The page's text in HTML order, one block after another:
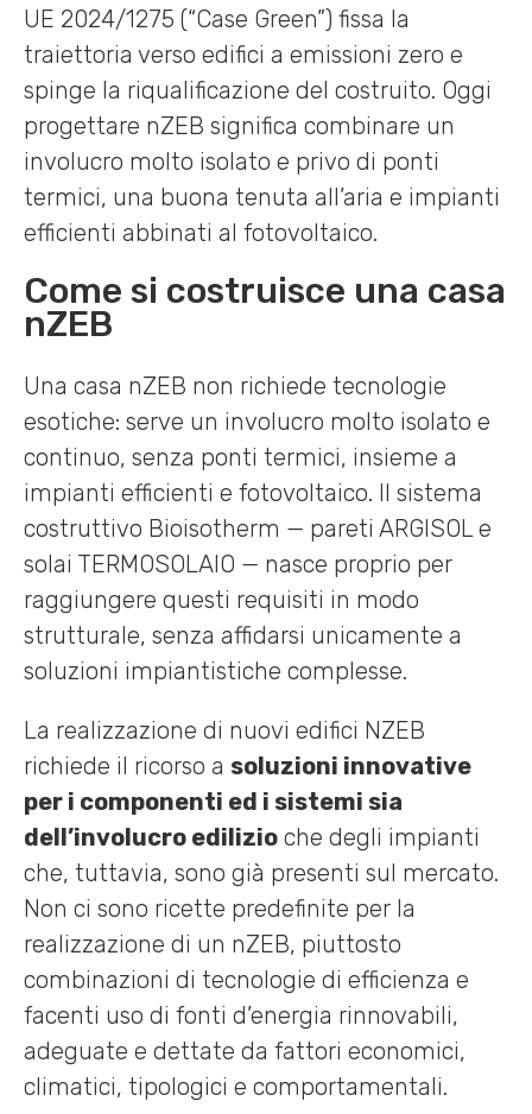
UE 2024/1275 (“Case Green”) fissa la
traiettoria verso edifici a emissioni zero e
spinge la riqualificazione del costruito. Oggi
progettare nZEB significa combinare un
involucro molto isolato e privo di ponti
termici, una buona tenuta all’aria e impianti
efficienti abbinati al fotovoltaico.
Come si costruisce una casa
nZEB
Una casa nZEB non richiede tecnologie
esotiche: serve un involucro molto isolato e
continuo, senza ponti termici, insieme a
impianti efficienti e fotovoltaico. Il sistema
costruttivo Bioisotherm — pareti ARGISOL e
solai TERMOSOLAIO — nasce proprio per
raggiungere questi requisiti in modo
strutturale, senza affidarsi unicamente a
soluzioni impiantistiche complesse.
La realizzazione di nuovi edifici NZEB
richiede il ricorso a soluzioni innovative
per i componenti ed i sistemi sia
dell’involucro edilizio che degli impianti
che, tuttavia, sono già presenti sul mercato.
Non ci sono ricette predefinite per la
realizzazione di un nZEB, piuttosto
combinazioni di tecnologie di efficienza e
facenti uso di fonti d’energia rinnovabili,
adeguate e dettate da fattori economici,
climatici, tipologici e comportamentali.